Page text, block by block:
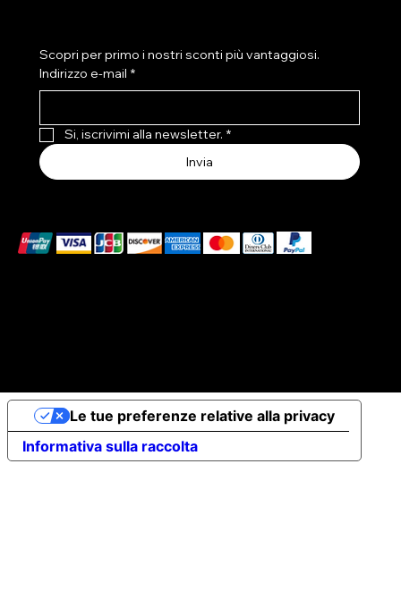
Scopri per primo i nostri sconti più vantaggiosi.
Indirizzo e-mail *
Si, iscrivimi alla newsletter. *
Invia
Informativa sulla raccolta
Le tue preferenze relative alla privacy